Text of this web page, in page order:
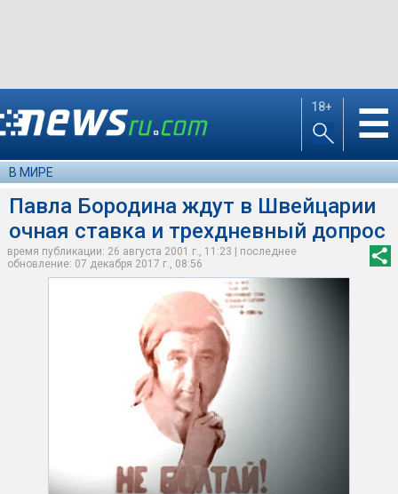
18+ ☰
В МИРЕ
Павла Бородина ждут в Швейцарии
очная ставка и трехдневный допрос
время публикации: 26 августа 2001 г., 11:23 | последнее
обновление: 07 декабря 2017 г., 08:56